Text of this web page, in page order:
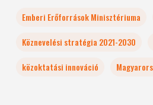
Emberi Erőforrások Minisztériuma
Köznevelési stratégia 2021-2030
közoktatási innováció